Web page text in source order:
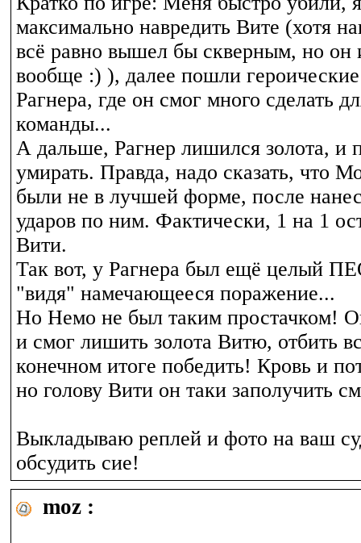
максимально навредить Вите (хотя
всё равно вышел бы скверным, но
вообще :) ), далее пошли
Рагнера, где он смог много сделать
команды...
А дальше, Рагнер лишился золота, и
умирать. Правда, надо сказать, что
были не в лучшей форме, после
ударов по ним. Фактически, 1 на 1
Вити.
Так вот, у Рагнера был ещё целый
"видя" намечающееся поражение...
Но Немо не был таким простачком!
и смог лишить золота Витю, отбить
конечном итоге победить! Кровь и
но голову Вити он таки заполучить
Выкладываю реплей и фото на ваш
обсудить сие!
moz :